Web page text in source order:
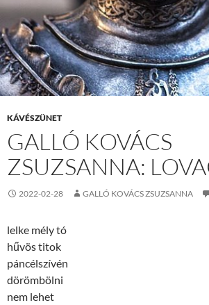
KÁVÉSZÜNET
GALLÓ KOVÁCS
ZSUZSANNA:
2022-02-28 GALLÓ KOVÁCS ZSUZSANNA
lelke mély tó
hűvös titok
páncélszívén
dörömbölni
nem lehet